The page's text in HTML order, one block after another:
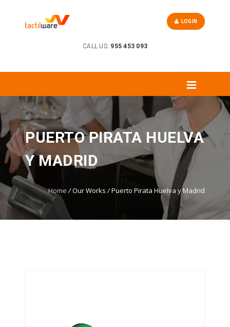
CALL US: 955 453 093
LOGIN
PUERTO PIRATA HUELVA
Y MADRID
Home /Our Works/Puerto Pirata Huelva y Madrid